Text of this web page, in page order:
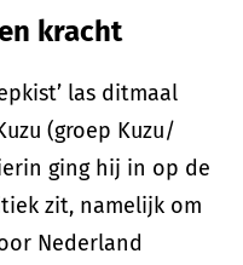
kracht
las ditmaal
(groep Kuzu/
ging hij in op de
zit, namelijk om
Nederland